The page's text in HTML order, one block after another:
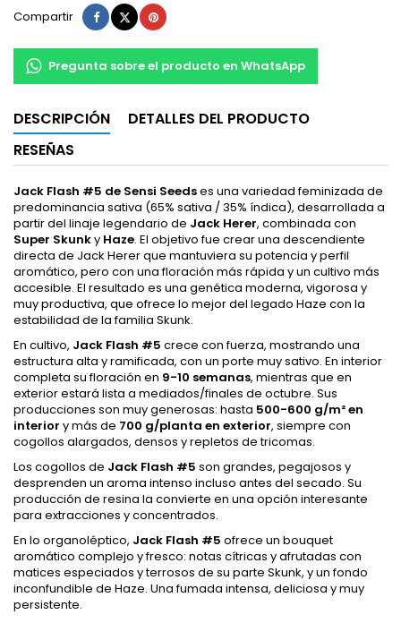
Compartir Compartir
TuitearPinterest
Pregunta sobre el producto en WhatsApp
DESCRIPCIÓN
DETALLES DEL PRODUCTO
RESEÑAS
Jack Flash #5 de Sensi Seedses una variedad feminizada de
predominancia sativa (65% sativa / 35% índica), desarrollada a
partir del linaje legendario de Jack Herer, combinada con
Super Skunky Haze. El objetivo fue crear una descendiente
directa de Jack Herer que mantuviera su potencia y perfil
aromático, pero con una floración más rápida y un cultivo más
accesible. El resultado es una genética moderna, vigorosa y
muy productiva, que ofrece lo mejor del legado Haze con la
estabilidad de la familia Skunk.
En cultivo, Jack Flash #5 crece con fuerza, mostrando una
estructura alta y ramificada, con un porte muy sativo. En interior
completa su floración en 9-10 semanas, mientras que en
exterior estará lista a mediados/finales de octubre. Sus
producciones son muy generosas: hasta 500-600 g/m² en
interior y más de 700 g/planta en exterior, siempre con
cogollos alargados, densos y repletos de tricomas.
Los cogollos de Jack Flash #5 son grandes, pegajosos y
desprenden un aroma intenso incluso antes del secado. Su
producción de resina la convierte en una opción interesante
para extracciones y concentrados.
En lo organoléptico, Jack Flash #5 ofrece un bouquet
aromático complejo y fresco: notas cítricas y afrutadas con
matices especiados y terrosos de su parte Skunk, y un fondo
inconfundible de Haze. Una fumada intensa, deliciosa y muy
persistente.